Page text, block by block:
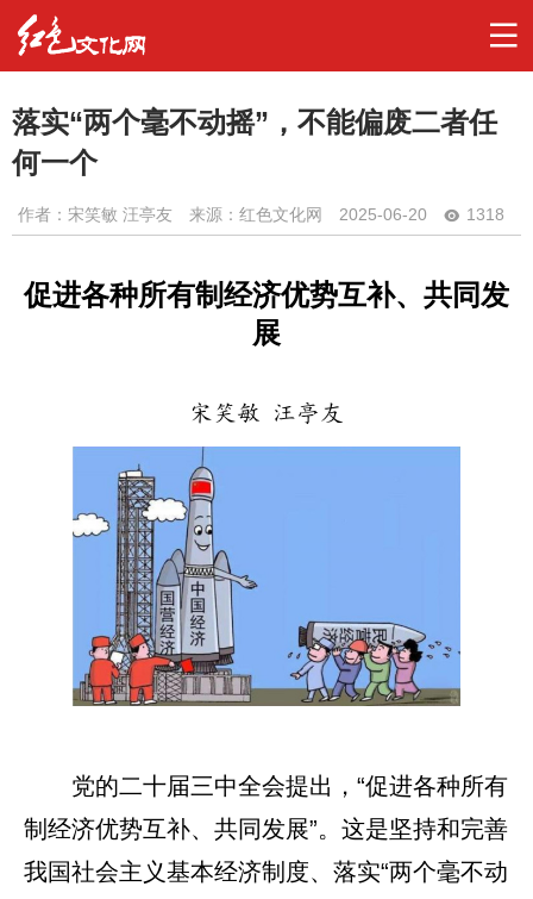
落实“两个毫不动摇”，不能偏废二者任
何一个
作者： 宋笑敏 汪亭友 来源：红色文化网 2025-06-20 1318
促进各种所有制经济优势互补、共同发
展
宋笑敏 汪亭友
党的二十届三中全会提出，“促进各种所有
制经济优势互补、共同发展”。这是坚持和完善
我国社会主义基本经济制度、落实“两个毫不动